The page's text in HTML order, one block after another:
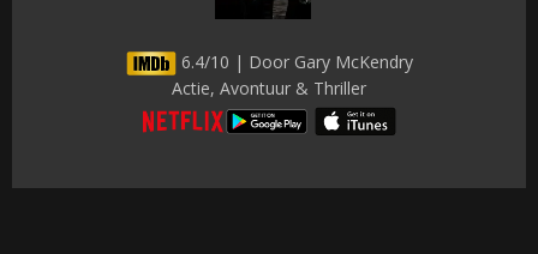
6.4/10 | Door Gary McKendry
Actie, Avontuur & Thriller